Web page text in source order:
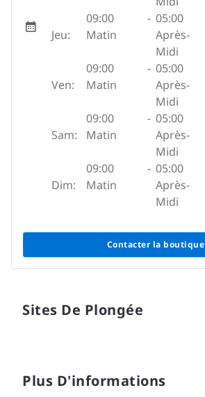
Jeu:
09:00
Matin
- 05:00
Après-
Midi
Ven:
09:00
Matin
- 05:00
Après-
Midi
Sam:
09:00
Matin
- 05:00
Après-
Midi
Dim:
09:00
Matin
- 05:00
Après-
Midi
Contacter la boutique
Sites De Plongée
Plus D'informations